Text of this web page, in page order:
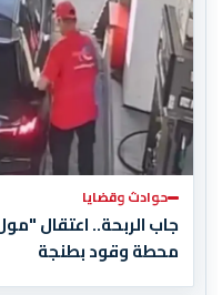
حوادث وقضايا
جاب الربحة.. اعتقال
محطة وقود بطنجة